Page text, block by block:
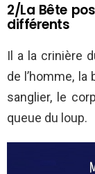
2/La Bête
différents
Il a la crinière
de l’homme,
sanglier, le
queue du loup.